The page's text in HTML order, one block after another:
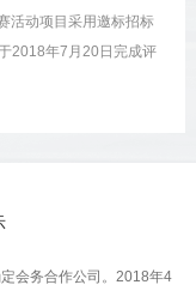
活动项目采用邀标招标
2018年7月20日完成评
四川精城名医医疗有
会务合作公司。2018年4